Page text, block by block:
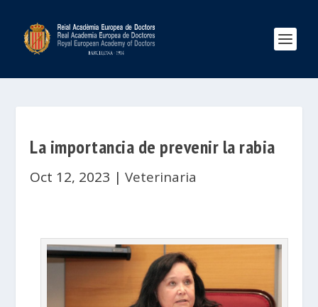
La importancia de prevenir la rabia
Oct 12, 2023 |Veterinaria